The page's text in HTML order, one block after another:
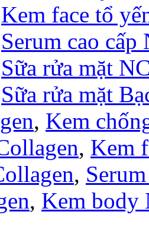
Kem face tổ
Serum cao cấp
Sữa rửa mặt
Sữa rửa mặt
, Kem
, Kem
,
, Kem body